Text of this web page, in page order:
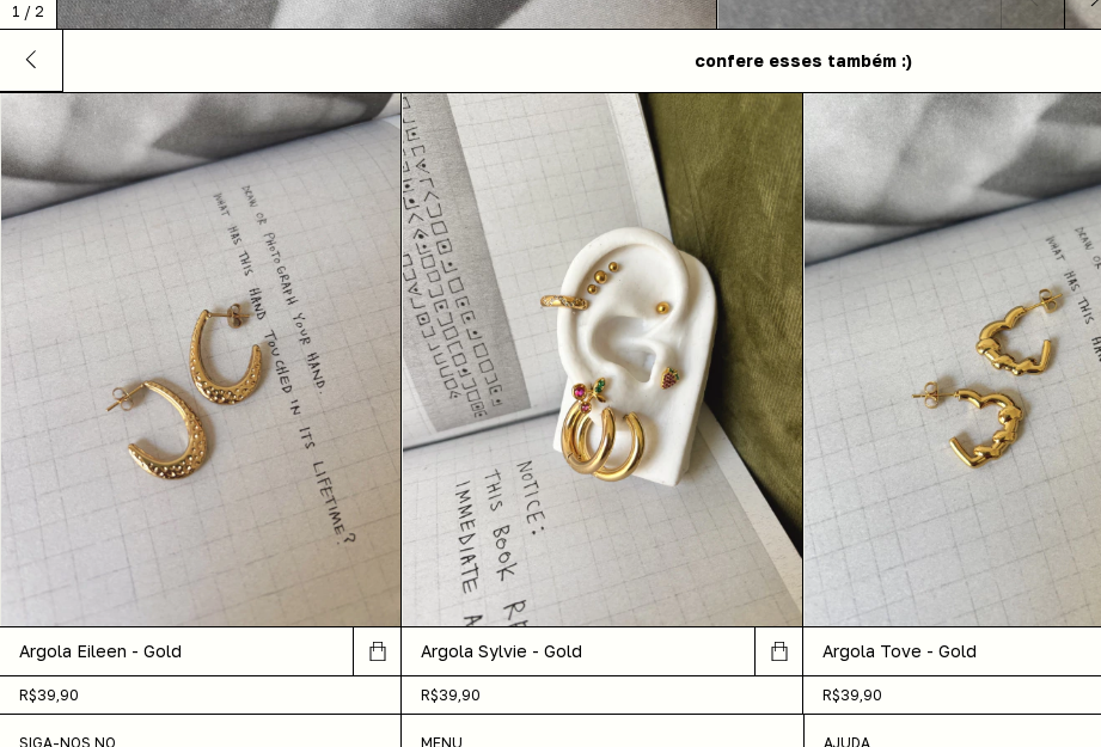
1 / 2
confere esses também :)
Argola Eileen - Gold
R$39,90
Argola Sylvie - Gold
R$39,90
Argola Tove - Gold
R$39,90
SIGA-NOS NO MENU AJUDA